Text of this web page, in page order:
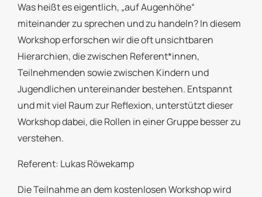
Was heißt es eigentlich, „auf Augenhöhe“
miteinander zu sprechen und zu handeln? In diesem
Workshop erforschen wir die oft unsichtbaren
Hierarchien, die zwischen Referent*innen,
Teilnehmenden sowie zwischen Kindern und
Jugendlichen untereinander bestehen. Entspannt
und mit viel Raum zur Reflexion, unterstützt dieser
Workshop dabei, die Rollen in einer Gruppe besser zu
verstehen.
Referent: Lukas Röwekamp
Die Teilnahme an dem kostenlosen Workshop wird